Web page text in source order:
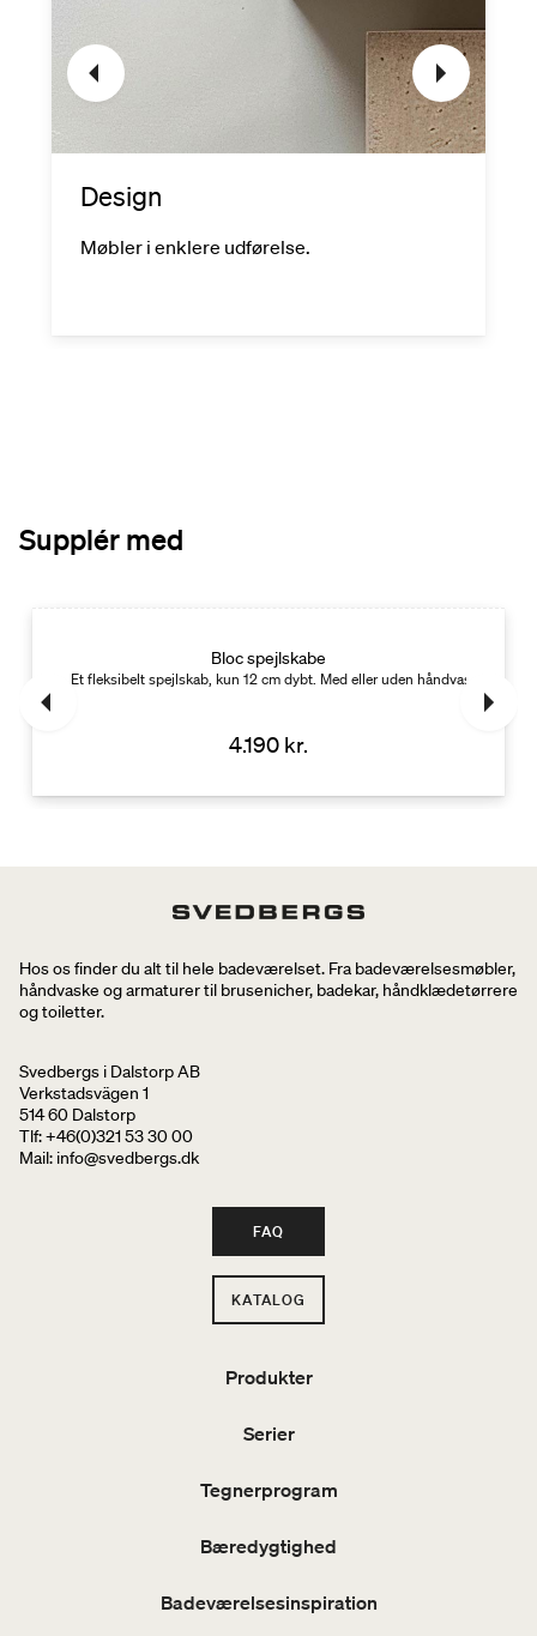
Design
Møbler i enklere udførelse.
Supplér med
Bloc spejlskabe
Et fleksibelt spejlskab, kun 12 cm dybt. Med eller uden
4.190 kr.
Hos os finder du alt til hele badeværelset. Fra badeværelsesmøbler,
håndvaske og armaturer til brusenicher, badekar, håndklædetørrere
og toiletter.
Svedbergs i Dalstorp AB
Verkstadsvägen 1
514 60 Dalstorp
Tlf: +46(0)321 53 30 00
Mail: info@svedbergs.dk
FAQ
KATALOG
Produkter
Serier
Tegnerprogram
Bæredygtighed
Badeværelsesinspiration